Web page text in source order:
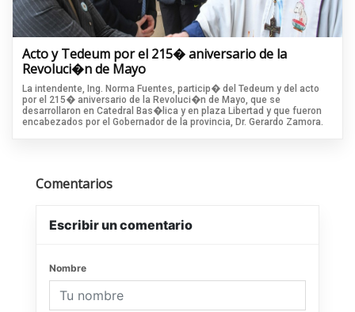
Acto y Tedeum por el 215� aniversario de la
Revoluci�n de Mayo
La intendente, Ing. Norma Fuentes, particip� del Tedeum y del acto
por el 215� aniversario de la Revoluci�n de Mayo, que se
desarrollaron en Catedral Bas�lica y en plaza Libertad y que fueron
encabezados por el Gobernador de la provincia, Dr. Gerardo Zamora.
Comentarios
Escribir un comentario
Nombre